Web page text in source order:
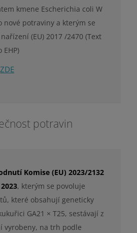
kmene Escherichia coli W
nové potraviny a kterým se
(EU) 2017 /2470 (Text
EHP)
ZDE
potravin
Komise (EU) 2023/2132
, kterým se povoluje
které obsahují geneticky
GA21 × T25, sestávají z
vyrobeny, na trh podle